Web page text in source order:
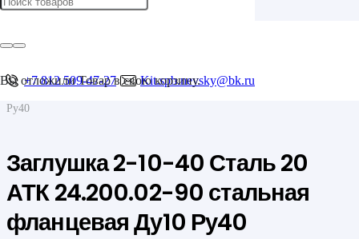
+7 812 509-47-27 Kit.spb.nevsky@bk.ru
Вы отложилиТоварв свою корзину.
Главная
/
Ру40
Заглушка 2-10-40 Сталь 20
АТК 24.200.02-90 стальная
фланцевая Ду10 Ру40